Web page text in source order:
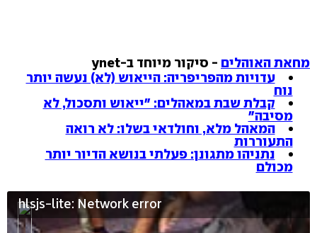
מחאת האוהלים - סיקור מיוחד ב-ynet
עדויות מהפריפריה: הייאוש (לא) נעשה יותר
נוח
קבלת שבת במאהלים: "ייאוש ותסכול, לא
מסיבה"
המאהל מלא, וחולדאי בשלו: לא רואה
התעוררות
נתניהו מתגונן: פעלתי בנושא הדיור יותר
מכולם
hlsjs-lite: Network error